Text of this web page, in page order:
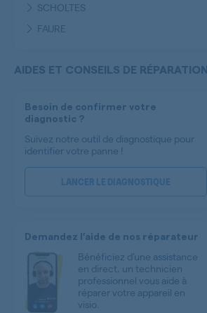
SCHOLTES
FAURE
BRANDT
SAMSUNG
ROSIERES
INDESIT
BEKO
AEG
GAGGENAU
AIDES ET CONSEILS DE RÉPARATION
Besoin de confirmer votre
diagnostic ?
Suivez notre outil de diagnostique pour
identifier votre panne !
LANCER LE DIAGNOSTIQUE
Demandez l’aide de nos réparateur
Bénéficiez d’une assistance
en direct, un technicien
professionnel vous aide à
réparer votre appareil en
visio.